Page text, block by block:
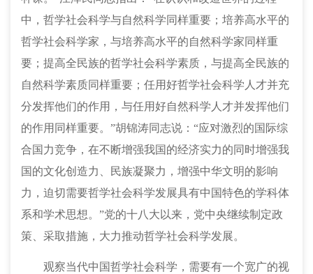
中，哲学社会科学与自然科学同样重要；培养高水平的
哲学社会科学家，与培养高水平的自然科学家同样重
要；提高全民族的哲学社会科学素质，与提高全民族的
自然科学素质同样重要；任用好哲学社会科学人才并充
分发挥他们的作用，与任用好自然科学人才并发挥他们
的作用同样重要。”胡锦涛同志说：“应对激烈的国际综
合国力竞争，在不断增强我国的经济实力的同时增强我
国的文化创造力、民族凝聚力，增强中华文明的影响
力，迫切需要哲学社会科学发展具有中国特色的学科体
系和学术思想。”党的十八大以来，党中央继续制定政
策、采取措施，大力推动哲学社会科学发展。
观察当代中国哲学社会科学，需要有一个宽广的视